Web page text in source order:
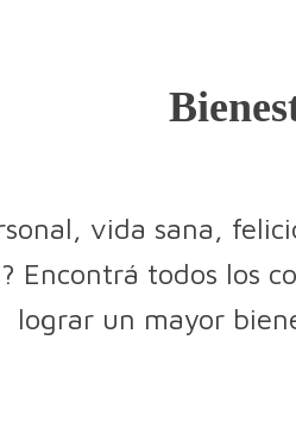
vida sana,
Encontrá todos los
lograr un mayor